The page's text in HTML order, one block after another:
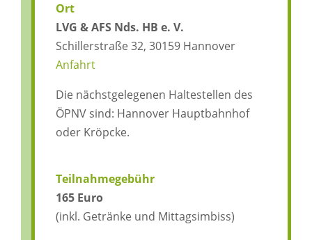
Ort
LVG & AFS Nds. HB e. V.
Schillerstraße 32, 30159 Hannover
Anfahrt
Die nächstgelegenen Haltestellen des
ÖPNV sind: Hannover Hauptbahnhof
oder Kröpcke.
Teilnahmegebühr
165 Euro
(inkl. Getränke und Mittagsimbiss)